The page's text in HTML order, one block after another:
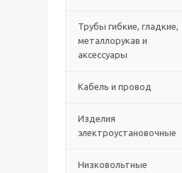
Трубы гибкие, гладкие,
металлорукав и
аксессуары
Кабель и провод
Изделия
электроустановочные
Низковольтные